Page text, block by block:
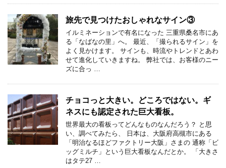
旅先で見つけたおしゃれなサイン③
イルミネーションで有名になった 三重県桑名市にあ
る「なばなの里」へ。 最近、「撮られるサイン」を
よく見かけます。 サインも、時流やトレンドとあわ
せて進化していきますね。 弊社では、お客様のニー
ズに合っ …
チョコっと大きい。どころではない。ギ
ネスにも認定された巨大看板。
世界最大の看板ってどんなものなんだろう？ と思
い、調べてみたら、 日本は、大阪府高槻市にある
「明治なるほどファクトリー大阪」さまの 通称「ビ
ッグミルチ」という巨大看板なんだとか。 「大きさ
はタテ27 …